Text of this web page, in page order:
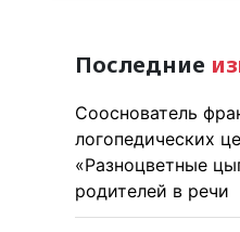
Последние
Сооснователь
логопедических
«Разноцветные
родителей в речи